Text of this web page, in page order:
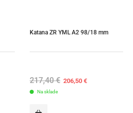
Katana ZR YML A2 98/18 mm
217,40€ Original
price
206,50€Current
Na sklade